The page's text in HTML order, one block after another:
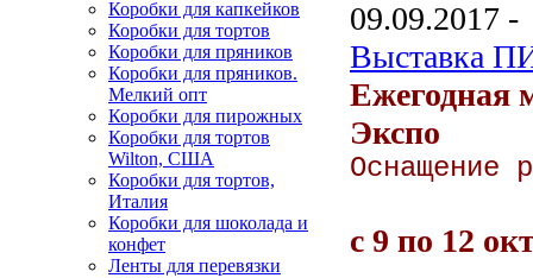
Коробки для капкейков
Коробки для тортов
Коробки для пряников
Коробки для пряников.
Мелкий опт
Коробки для пирожных
Коробки для тортов
Wilton, США
Коробки для тортов,
Италия
Коробки для шоколада и
конфет
Ленты для перевязки
09.09.2017 -
Выставка
Ежегодная
Экспо
Оснащение
с 9 по 12